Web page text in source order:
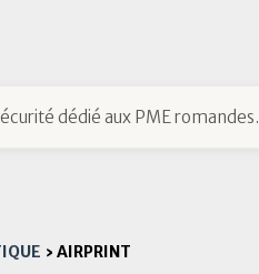
dédié aux PME romandes.
› AIRPRINT